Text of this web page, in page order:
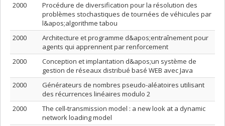
2000
Procédure de diversification pour la résolution des
problèmes stochastiques de tournées de véhicules par
l&apos;algorithme tabou
2000
Architecture et programme d&apos;entraînement pour
agents qui apprennent par renforcement
2000
Conception et implantation d&apos;un système de
gestion de réseaux distribué basé WEB avec Java
2000
Générateurs de nombres pseudo-aléatoires utilisant
des récurrences linéaires modulo 2
2000
The cell-transmission model : a new look at a dynamic
network loading model